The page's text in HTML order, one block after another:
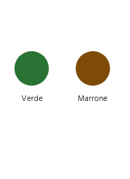
Verde Marrone